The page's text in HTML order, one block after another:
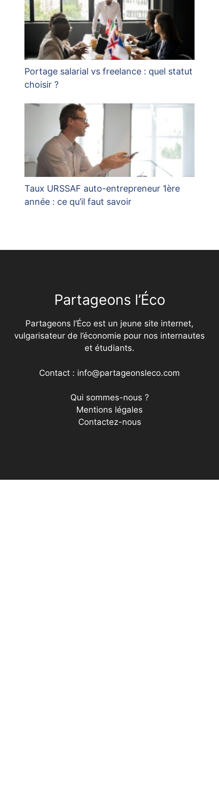
Portage salarial vs freelance : quel statut
choisir ?
Taux URSSAF auto-entrepreneur 1ère
année : ce qu’il faut savoir
Partageons l’Éco
Partageons l’Éco est un jeune site internet,
vulgarisateur de l’économie pour nos internautes
et étudiants.
Contact : info@partageonsleco.com
Qui sommes-nous ?
Mentions légales
Contactez-nous